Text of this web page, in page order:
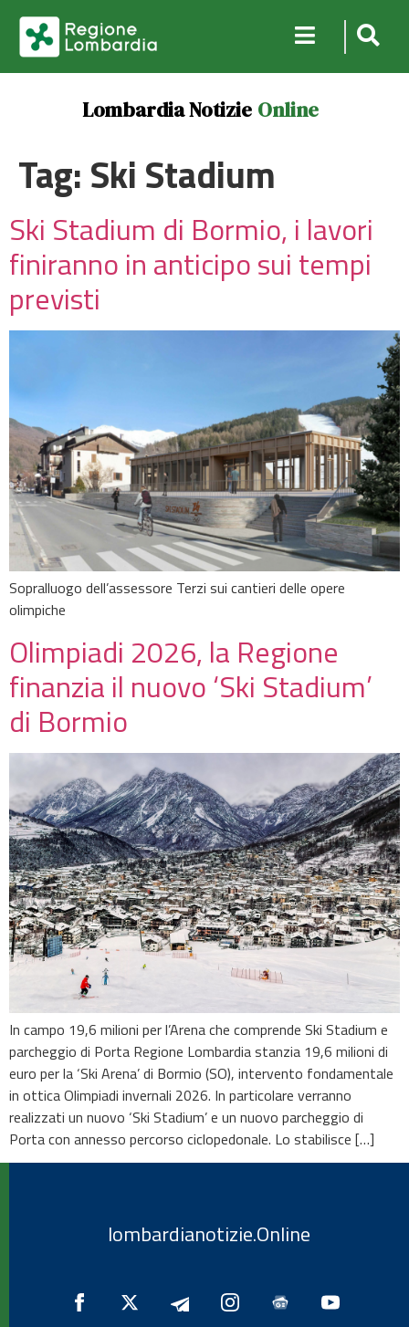
Lombardia Notizie Online
Tag:Ski Stadium
Ski Stadium di Bormio, i lavori
finiranno in anticipo sui tempi
previsti
Sopralluogo dell’assessore Terzi sui cantieri delle opere
olimpiche
Olimpiadi 2026, la Regione
finanzia il nuovo ‘Ski Stadium’
di Bormio
In campo 19,6 milioni per l’Arena che comprende Ski Stadium e
parcheggio di Porta Regione Lombardia stanzia 19,6 milioni di
euro per la ‘Ski Arena’ di Bormio (SO), intervento fondamentale
in ottica Olimpiadi invernali 2026. In particolare verranno
realizzati un nuovo ‘Ski Stadium’ e un nuovo parcheggio di
Porta con annesso percorso ciclopedonale. Lo stabilisce […]
lombardianotizie.Online